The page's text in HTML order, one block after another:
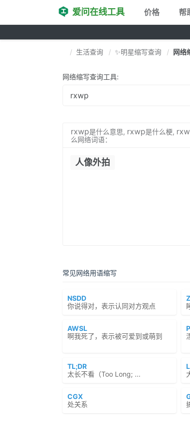
爱问在线工具 价格 帮
生活查询 ✨明星缩写查询 网络
网络缩写查询工具:
rxwp是什么意思, rxwp是什么梗,
么网络词语：
人像外拍
常见网络用语缩写
NSDD
你说得对，表示认同对方观点
AWSL
啊我死了，表示被可爱到或萌到
TL;DR
太长不看（Too Long; ...
CGX
处关系